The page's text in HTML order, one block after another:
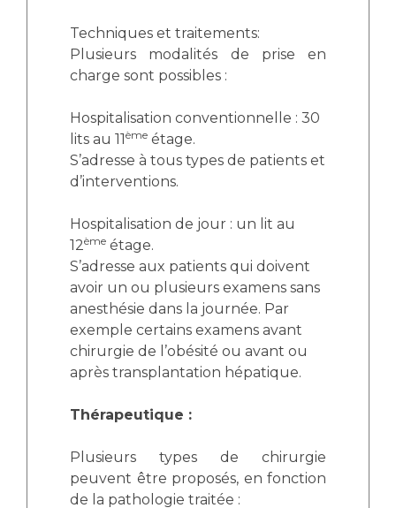
Techniques et traitements:
Plusieurs modalités de prise en
charge sont possibles :
Hospitalisation conventionnelle : 30
lits au 11ème étage.
S’adresse à tous types de patients et
d’interventions.
Hospitalisation de jour : un lit au
12ème étage.
S’adresse aux patients qui doivent
avoir un ou plusieurs examens sans
anesthésie dans la journée. Par
exemple certains examens avant
chirurgie de l’obésité ou avant ou
après transplantation hépatique.
Thérapeutique :
Plusieurs types de chirurgie
peuvent être proposés, en fonction
de la pathologie traitée :